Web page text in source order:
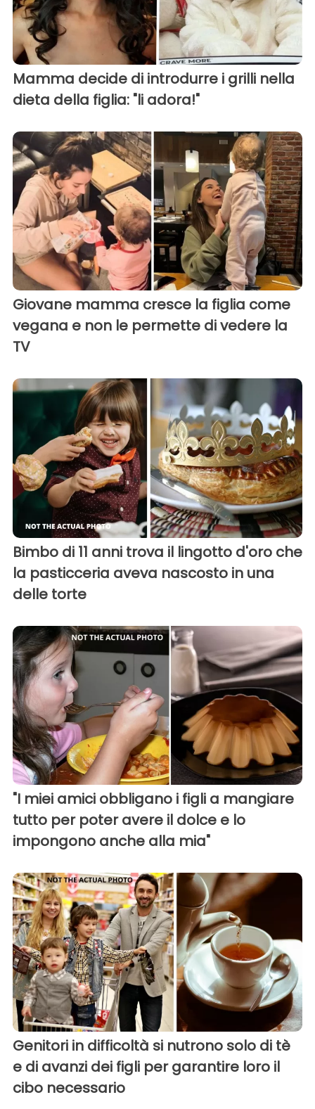
Mamma decide di introdurre i grilli nella
dieta della figlia: "li adora!"
Giovane mamma cresce la figlia come
vegana e non le permette di vedere la
TV
Bimbo di 11 anni trova il lingotto d'oro che
la pasticceria aveva nascosto in una
delle torte
"I miei amici obbligano i figli a mangiare
tutto per poter avere il dolce e lo
impongono anche alla mia"
Genitori in difficoltà si nutrono solo di tè
e di avanzi dei figli per garantire loro il
cibo necessario